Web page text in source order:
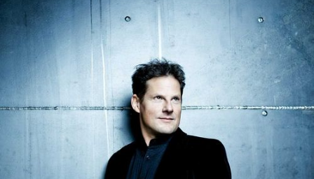
DISKOGRAFIE
MEDIENECHO
MITTEILUNGEN
MEDIENSTELLE
SHOP
IHR ENGAGEMENT